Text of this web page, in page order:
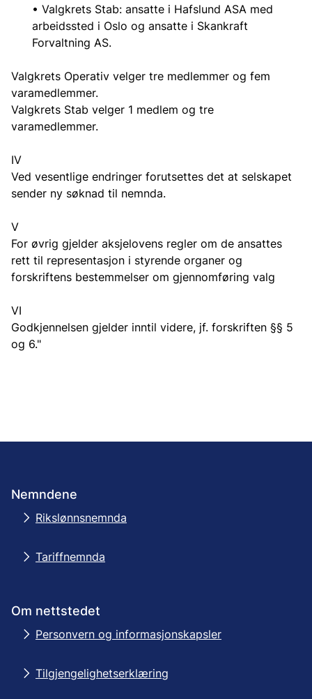
• Valgkrets Stab: ansatte i Hafslund ASA med
arbeidssted i Oslo og ansatte i Skankraft
Forvaltning AS.
Valgkrets Operativ velger tre medlemmer og fem
varamedlemmer.
Valgkrets Stab velger 1 medlem og tre
varamedlemmer.
IV
Ved vesentlige endringer forutsettes det at selskapet
sender ny søknad til nemnda.
V
For øvrig gjelder aksjelovens regler om de ansattes
rett til representasjon i styrende organer og
forskriftens bestemmelser om gjennomføring valg
VI
Godkjennelsen gjelder inntil videre, jf. forskriften §§ 5
og 6."
Nemndene
Rikslønnsnemnda
Tariffnemnda
Om nettstedet
Personvern og informasjonskapsler
Tilgjengelighetserklæring